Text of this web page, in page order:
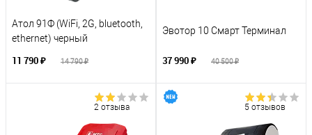
Атол 91Ф (WiFi, 2G, bluetooth,
ethernet) черный
11 790 ₽ 14 790 ₽
Эвотор 10 Смарт Терминал
37 990 ₽ 40 500 ₽
2 отзыва 5 отзывов